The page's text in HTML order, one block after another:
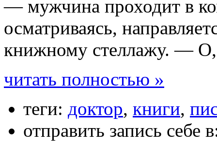
— мужчина проходит в
осматриваясь,
книжному стеллажу. —
читать полностью »
теги: доктор, книги,
отправить запись себе